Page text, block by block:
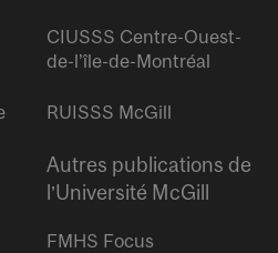
CIUSSS Centre-Ouest-
de-l’île-de-Montréal
RUISSS McGill
Autres publications de
l’Université McGill
FMHS Focus